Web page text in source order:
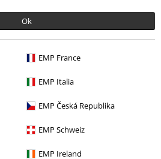
Ok
EMP France
EMP Italia
EMP Česká Republika
EMP Schweiz
EMP Ireland